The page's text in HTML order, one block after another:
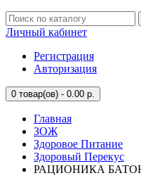
Личный кабинет
Регистрация
Авторизация
0 товар(ов) - 0.00 р.
Главная
ЗОЖ
Здоровое Питание
Здоровый Перекус
РАЦИОНИКА